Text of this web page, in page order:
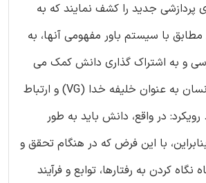
پردازشی جدید را کشف نمایند که به
با سیستم باور مفهومی آنها، به
و به اشتراک گذاری دانش کمک می
کند و در وضعیت انسان به عنوان خلیفه خدا (VG) و ارتباط
در واقع، دانش باید به طور
با این فرض که در هنگام تحقق و
کردن به رفتارها، توابع و فرآیند